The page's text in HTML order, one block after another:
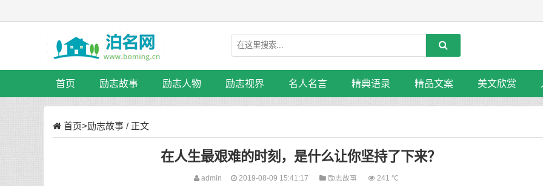
首页 励志故事 励志人物 励志视界 名人名言 精典语录 精品文案 美文欣赏
首页>励志故事 / 正文
在人生最艰难的时刻，是什么让你坚持了下来？
admin 2019-08-09 15:41:17 励志故事 241 ℃